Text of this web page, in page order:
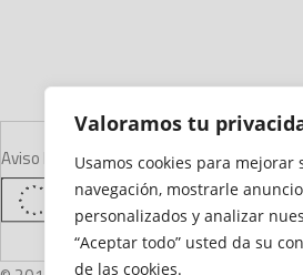
Valoramos tu
Usamos cookies para mejorar
navegación, mostrarle
personalizados y analizar
“Aceptar todo” usted da su
de las cookies.
Aviso LegalDeclaración de Accesibilidad